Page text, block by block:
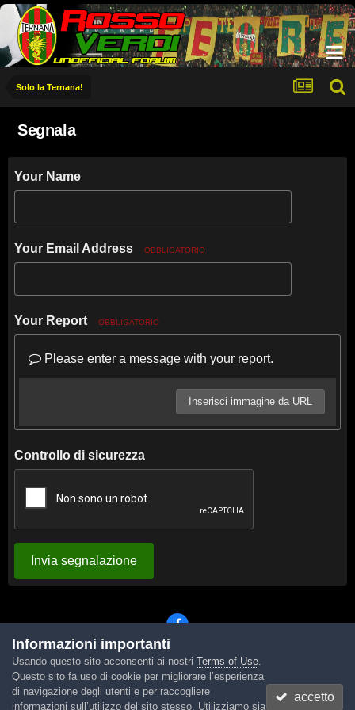
Solo la Ternana!
Segnala
Your Name
Your Email Address OBBLIGATORIO
Your Report OBBLIGATORIO
Please enter a message with your report.
Inserisci immagine da URL
Controllo di sicurezza
Invia segnalazione
Lingua Tema Contattaci Cookies
Powered by Invision Community
Informazioni importanti
Usando questo sito acconsenti ai nostri Terms of Use.
Questo sito fa uso di cookie per migliorare l’esperienza
di navigazione degli utenti e per raccogliere
informazioni sull’utilizzo del sito stesso. Utilizziamo sia
accetto